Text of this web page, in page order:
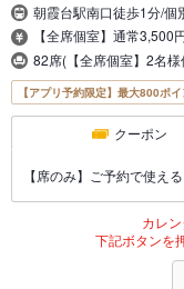
朝霞台駅南口徒歩1分/
【全席個室】通常3,500
82席(【全席個室】2名
【アプリ予約限定】最大800ポ
クーポン
【席のみ】ご予約で使え
カレ
下記ボタンを